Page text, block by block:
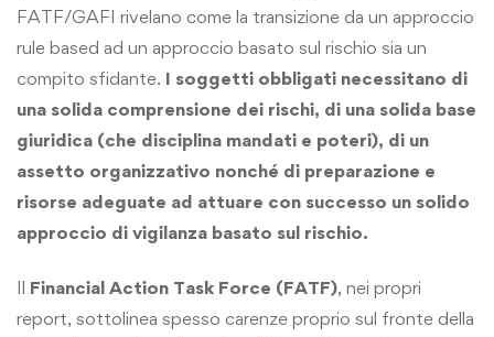
FATF/GAFI rivelano come la transizione da un approccio
rule based ad un approccio basato sul rischio sia un
compito sfidante. I soggetti obbligati necessitano di
una solida comprensione dei rischi, di una solida base
giuridica (che disciplina mandati e poteri), di un
assetto organizzativo nonché di preparazione e
risorse adeguate ad attuare con successo un solido
approccio di vigilanza basato sul rischio.
Il Financial Action Task Force (FATF), nei propri
report, sottolinea spesso carenze proprio sul fronte della